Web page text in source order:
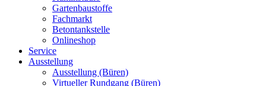
Gartenbaustoffe
Fachmarkt
Betontankstelle
Onlineshop
Service
Ausstellung
Ausstellung (Büren)
Virtueller Rundgang (Büren)